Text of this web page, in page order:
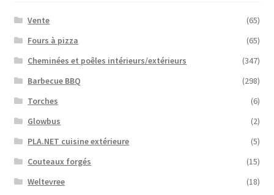
Vente
(65)
Fours à pizza
(65)
Cheminées et poêles intérieurs/extérieurs
(347)
Barbecue BBQ
(298)
Torches
(6)
Glowbus
(2)
PLA.NET cuisine extérieure
(5)
Couteaux forgés
(15)
Weltevree
(18)